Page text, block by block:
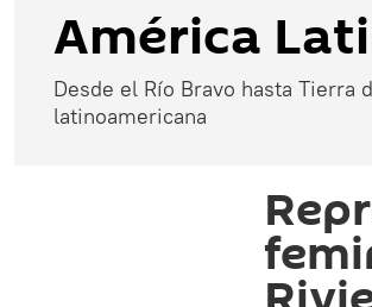
América
Desde el Río Bravo hasta
latinoamericana